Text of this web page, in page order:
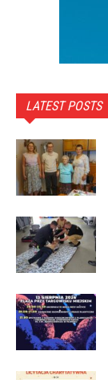
LATEST POSTS